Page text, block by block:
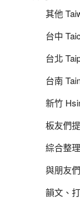
其他
台中
台北
台南
新竹
板友們
綜合整
與朋友
韻文、